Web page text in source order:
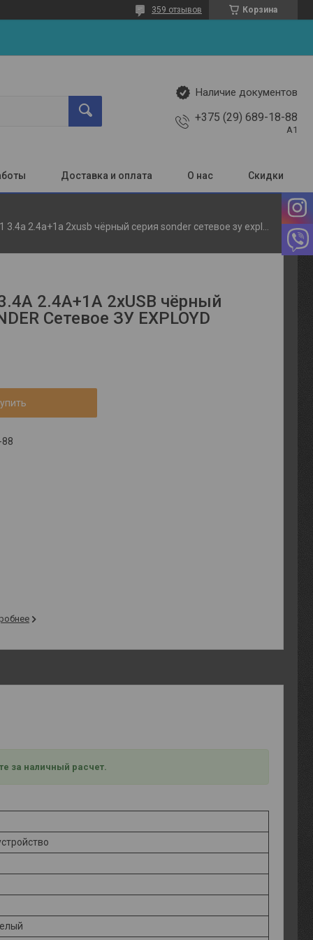
Корзина
359 отзывов
Наличие документов
+375 (29) 689-18-88
A1
Доставка и оплата О нас Скидки
2.4А+1А 2хUSB чёрный
Сетевое ЗУ EXPLOYD
за наличный расчет.